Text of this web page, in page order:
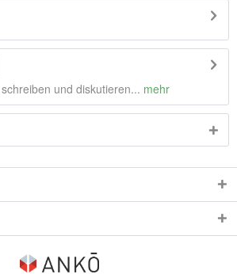
und diskutieren... mehr